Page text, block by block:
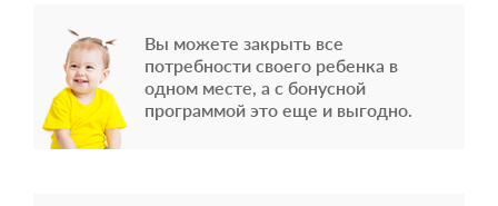
Вы можете закрыть все
потребности своего ребенка в
одном месте, а с бонусной
программой это еще и выгодно.